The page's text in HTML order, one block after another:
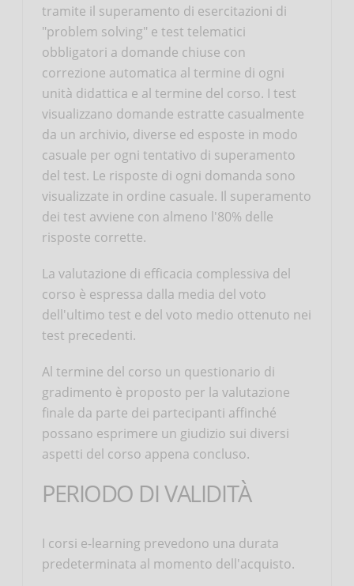
tramite il superamento di esercitazioni di
"problem solving" e test telematici
obbligatori a domande chiuse con
correzione automatica al termine di ogni
unità didattica e al termine del corso. I test
visualizzano domande estratte casualmente
da un archivio, diverse ed esposte in modo
casuale per ogni tentativo di superamento
del test. Le risposte di ogni domanda sono
visualizzate in ordine casuale. Il superamento
dei test avviene con almeno l'80% delle
risposte corrette.
La valutazione di efficacia complessiva del
corso è espressa dalla media del voto
dell'ultimo test e del voto medio ottenuto nei
test precedenti.
Al termine del corso un questionario di
gradimento è proposto per la valutazione
finale da parte dei partecipanti affinché
possano esprimere un giudizio sui diversi
aspetti del corso appena concluso.
PERIODO DI VALIDITÀ
I corsi e-learning prevedono una durata
predeterminata al momento dell'acquisto.